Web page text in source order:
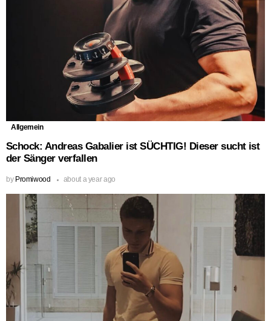
Allgemein
Schock: Andreas Gabalier ist SÜCHTIG! Dieser sucht ist
der Sänger verfallen
by Promiwood about a year ago